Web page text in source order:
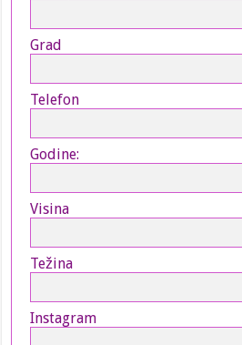
Grad
Telefon
Godine:
Visina
Težina
Instagram